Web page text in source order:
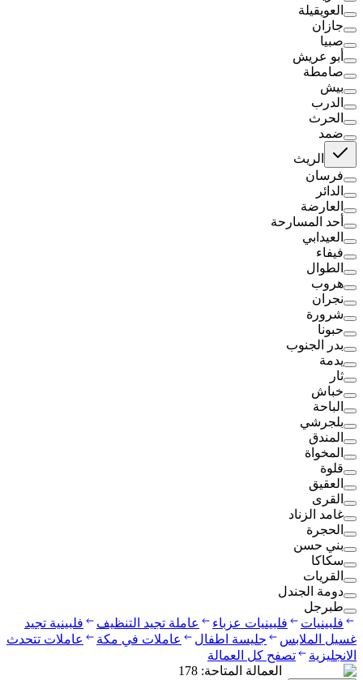
العويقيلة
جازان
صبيا
أبو عريش
صامطة
بيش
الدرب
الحرث
ضمد
الريث
فرسان
الدائر
العارضة
أحد المسارحة
العيدابي
فيفاء
الطوال
هروب
نجران
شرورة
حبونا
بدر الجنوب
يدمة
ثار
خباش
الباحة
بلجرشي
المندق
المخواة
قلوة
العقيق
القرى
غامد الزناد
الحجرة
بني حسن
سكاكا
القريات
دومة الجندل
طبرجل
فلبينيات
فلبينيات عزباء عاملة تجيد التنظيف
فلبينية تجيد
غسيل الملابس
جليسة اطفال عاملات في مكة
عاملات تتحدث
الانجليزية
تصفح كل العمالة
العمالة المتاحة:
178